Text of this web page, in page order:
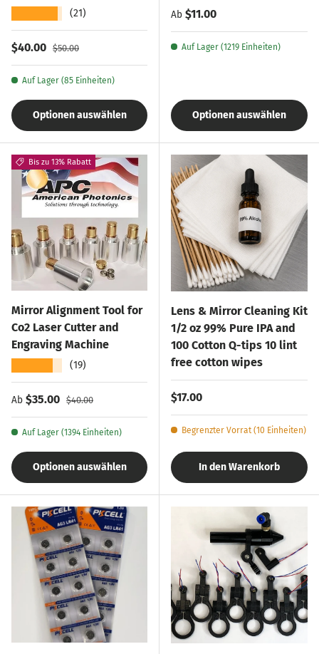
(21)
Verkaufspreis
$40.00 Normaler Preis
$50.00
Auf Lager (85 Einheiten)
Optionen auswählen
Normaler Preis
Ab $11.00
Auf Lager (1219 Einheiten)
Optionen auswählen
Bis zu 13% Rabatt
Mirror Alignment Tool for
Co2 Laser Cutter and
Engraving Machine
(19)
Verkaufspreis
Ab $35.00 Normaler Preis
$40.00
Auf Lager (1394 Einheiten)
Optionen auswählen
Lens & Mirror Cleaning Kit
1/2 oz 99% Pure IPA and
100 Cotton Q-tips 10 lint
free cotton wipes
Normaler Preis
$17.00
Begrenzter Vorrat (10 Einheiten)
In den Warenkorb